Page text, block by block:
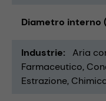
Diametro interno
Industrie
Aria
Farmaceutico
Estrazione